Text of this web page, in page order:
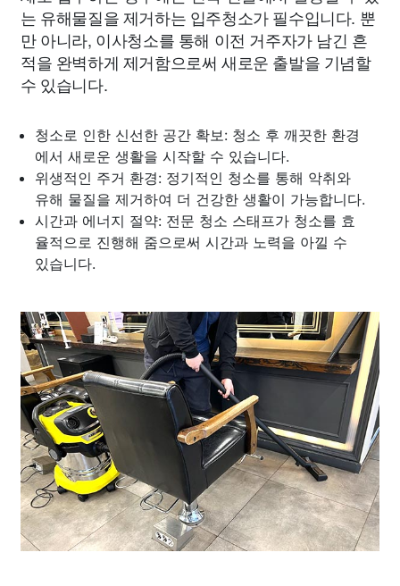
는 유해물질을 제거하는 입주청소가 필수입니다. 뿐
만 아니라, 이사청소를 통해 이전 거주자가 남긴 흔
적을 완벽하게 제거함으로써 새로운 출발을 기념할
수 있습니다.
청소로 인한 신선한 공간 확보: 청소 후 깨끗한 환경
에서 새로운 생활을 시작할 수 있습니다.
위생적인 주거 환경: 정기적인 청소를 통해 악취와
유해 물질을 제거하여 더 건강한 생활이 가능합니다.
시간과 에너지 절약: 전문 청소 스태프가 청소를 효
율적으로 진행해 줌으로써 시간과 노력을 아낄 수
있습니다.